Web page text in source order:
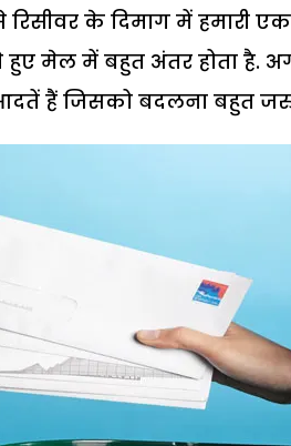
के दिमाग में हमारी
मेल में बहुत अंतर होता है.
हैं जिसको बदलना बहुत